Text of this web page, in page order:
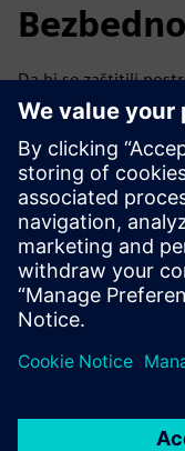
Da bi se zaštitili
sajber pretnji,
bezbednosti.
jedan element
industrijskoj
Saznajte više